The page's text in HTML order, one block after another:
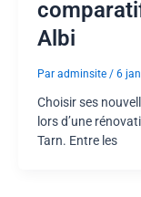
Albi
Par adminsite / 6
Choisir ses
lors d’une
Tarn. Entre les